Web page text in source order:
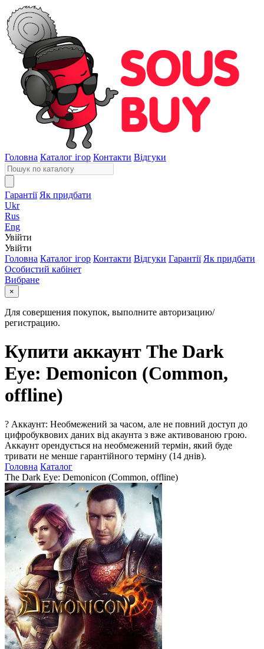
Головна Каталог ігор Контакти Відгуки
Гарантії Як придбати
Ukr
Rus
Eng
Увійти
Увійти
Головна Каталог ігор Контакти Відгуки Гарантії Як придбати
Особистий кабінет
Вибране
×
Для совершения покупок, выполните авторизацию/
регистрацию.
Купити аккаунт The Dark
Eye: Demonicon (Common,
offline)
? Аккаунт: Необмежений за часом, але не повний доступ до
цифробуквових даних від акаунта з вже активованою грою.
Аккаунт орендується на необмежений термін, який буде
тривати не менше гарантійного терміну (14 днів).
Головна Каталог
The Dark Eye: Demonicon (Common, offline)